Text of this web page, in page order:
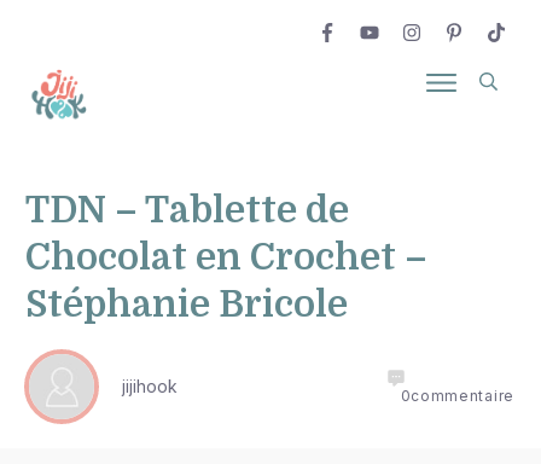
TDN – Tablette de
Chocolat en Crochet –
Stéphanie Bricole
jijihook 0commentaire